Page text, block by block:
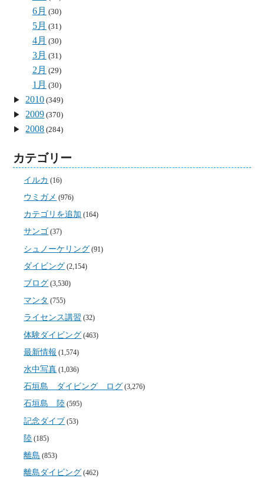
6月 (30)
5月 (31)
4月 (30)
3月 (31)
2月 (29)
1月 (30)
2010 (349)
2009 (370)
2008 (284)
カテゴリー
イルカ (16)
ウミガメ (976)
カテゴリを追加 (164)
サンゴ (37)
シュノーケリング (91)
ダイビング (2,154)
ブログ (3,530)
マンタ (755)
ライセンス講習 (32)
体験ダイビング (463)
最新情報 (1,574)
水中写真 (1,036)
石垣島 ダイビング ログ (3,276)
石垣島 陸 (595)
記念ダイブ (53)
陸 (185)
離島 (853)
離島ダイビング (462)